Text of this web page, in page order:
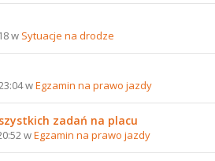
w Sytuacje na drodze
wEgzamin na prawo jazdy
zadań na placu
wEgzamin na prawo jazdy